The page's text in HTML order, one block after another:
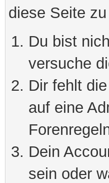
diese Seite
Du bist
versuche
Dir fehlt
auf eine
Dein
sein oder